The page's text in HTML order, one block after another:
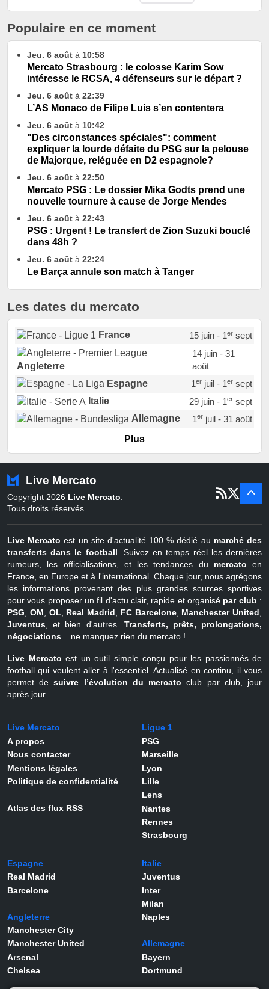
Populaire en ce moment
Jeu. 6 août à 10:58
Mercato Strasbourg : le colosse Karim Sow
intéresse le RCSA, 4 défenseurs sur le départ ?
Jeu. 6 août à 22:39
L’AS Monaco de Filipe Luis s’en contentera
Jeu. 6 août à 10:42
"Des circonstances spéciales": comment
expliquer la lourde défaite du PSG sur la pelouse
de Majorque, reléguée en D2 espagnole?
Jeu. 6 août à 22:50
Mercato PSG : Le dossier Mika Godts prend une
nouvelle tournure à cause de Jorge Mendes
Jeu. 6 août à 22:43
PSG : Urgent ! Le transfert de Zion Suzuki bouclé
dans 48h ?
Jeu. 6 août à 22:24
Le Barça annule son match à Tanger
Les dates du mercato
France 15 juin - 1ersept
Angleterre
14 juin - 31
août
Espagne
1erjuil - 1ersept
Italie
29 juin - 1ersept
Allemagne
1erjuil - 31 août
Portugal
Pays-Bas
22 juin - 2 sept
Belgique
juil - 31
Plus
Live Mercato
Copyright 2026 Live Mercato
Tous droits réservés.
Live Mercato est un site d'actualité 100 % dédié au marché des
transferts dans le football . Suivez en temps réel les dernières
rumeurs, les officialisations, et les tendances du mercato en
France, en Europe et à l'international. Chaque jour, nous agrégons
les informations provenant des plus grandes sources sportives
pour vous proposer un fil d'actu clair, rapide et organisé par club :
PSG
OM OL Real Madrid FC Barcelone, Manchester United
Juventus , et bien d'autres. Transferts, prêts, prolongations,
négociations ... ne manquez rien du mercato !
Live Mercato est un outil simple conçu pour les passionnés de
football qui veulent aller à l'essentiel. Actualisé en continu, il vous
permet desuivre l’évolution du mercato club par club, jour
après jour.
Live Mercato
A propos
Nous contacter
Mentions légales
Politique de confidentialité
Atlas des flux RSS
Ligue 1
PSG
Marseille
Lyon
Lille
Lens
Nantes
Rennes
Strasbourg
Espagne
Real Madrid
Barcelone
Angleterre
Manchester City
Manchester United
Arsenal
Chelsea
Italie
Juventus
Inter
Milan
Naples
Allemagne
Bayern
Dortmund